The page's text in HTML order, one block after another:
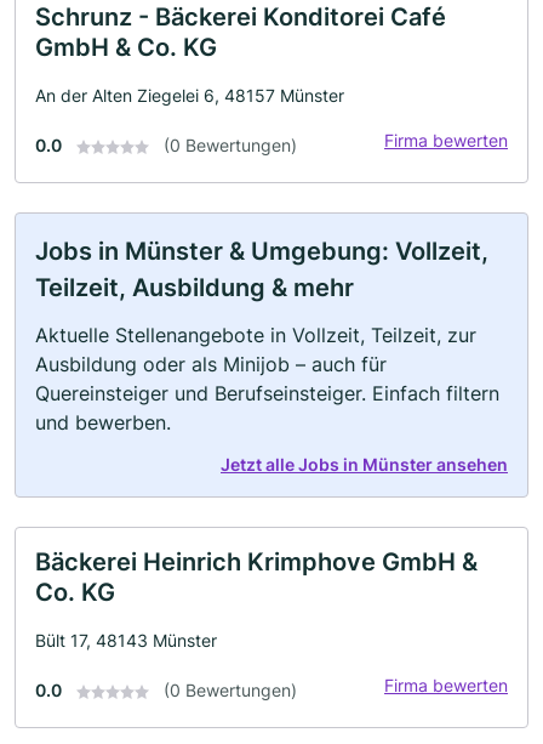
Schrunz - Bäckerei Konditorei Café
GmbH & Co. KG
An der Alten Ziegelei 6, 48157 Münster
0.0 (0 Bewertungen) Firma bewerten
Jobs in Münster & Umgebung: Vollzeit,
Teilzeit, Ausbildung & mehr
Aktuelle Stellenangebote in Vollzeit, Teilzeit, zur
Ausbildung oder als Minijob – auch für
Quereinsteiger und Berufseinsteiger. Einfach filtern
und bewerben.
Jetzt alle Jobs in Münster ansehen
Bäckerei Heinrich Krimphove GmbH &
Co. KG
Bült 17, 48143 Münster
0.0 (0 Bewertungen) Firma bewerten